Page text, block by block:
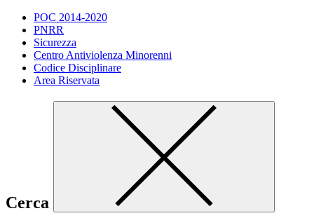
POC 2014-2020
PNRR
Sicurezza
Centro Antiviolenza Minorenni
Codice Disciplinare
Area Riservata
Cerca